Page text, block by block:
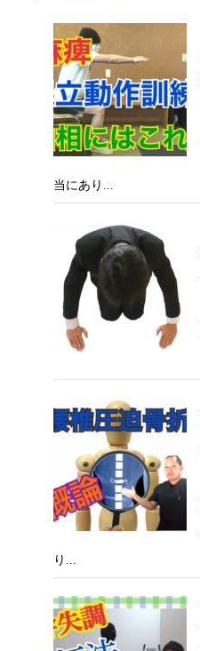
当にあり...
り...